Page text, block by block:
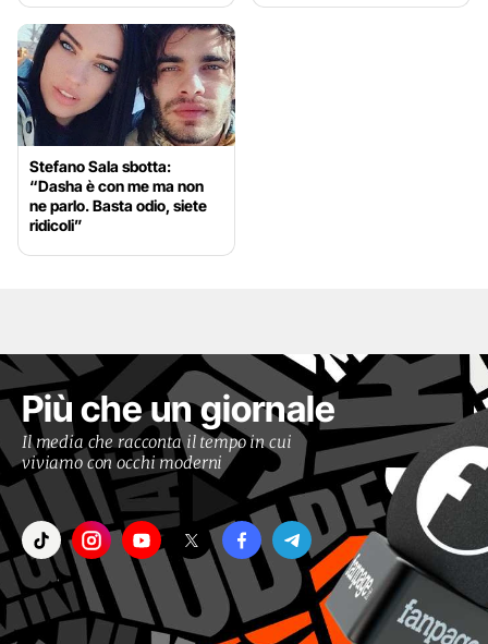
Stefano Sala sbotta:
“Dasha è con me ma non
ne parlo. Basta odio, siete
ridicoli”
Più che un giornale
Il media che racconta il tempo in cui
viviamo con occhi moderni